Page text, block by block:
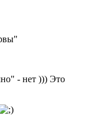
- нет ))) Это